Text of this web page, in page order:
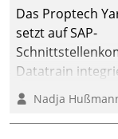
dafür ein Team
bestehend aus
und PropTech.
Das Proptech
setzt auf SAP-
Datatrain
Yarowas Portal
Vergabe und
von Aufträgen
Nadja